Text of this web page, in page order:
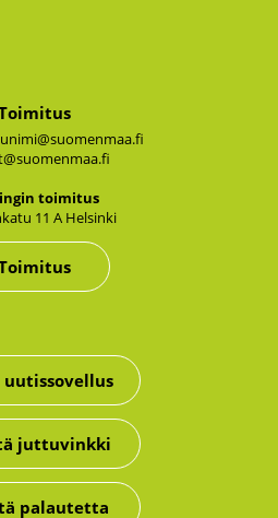
toi­mi­tus
11 A Hel­sin­ki
uutissovellus
juttuvinkki
palautetta